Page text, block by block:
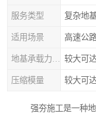
服务类型 复杂地
适用场景 高速公
较大可
压缩模量 较大可
强夯施工是一种